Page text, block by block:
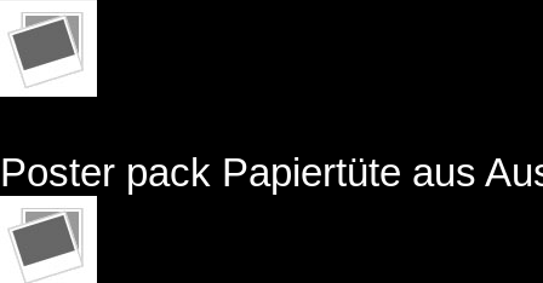
Poster pack Papiertüte aus